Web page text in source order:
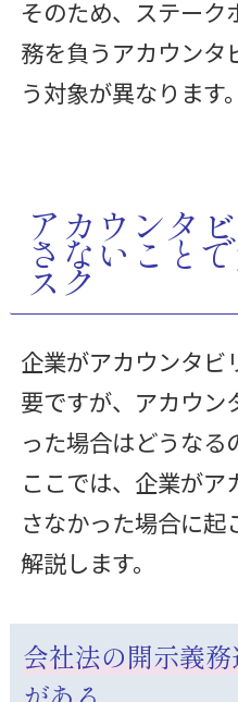
そのため、ステーク
務を負うアカウンタ
う対象が異なります。
アカウンタ
さないこと
スク
企業がアカウンタビ
要ですが、アカウン
った場合はどうなる
ここでは、企業が
さなかった場合に起
解説します。
会社法の開示義
がある